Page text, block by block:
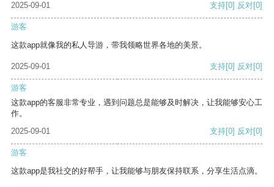
2025-09-01 支持[0] 反对[0]
游客
这款app就像我的私人导游，带我领略世界各地的美景。
2025-09-01 支持[0] 反对[0]
游客
这款app的客服非常专业，遇到问题总是能够及时解决，让我能够安心工
作。
2025-09-01
支持[0] 反对[0]
游客
这款app是我社交的好帮手，让我能够与朋友保持联系，分享生活点滴。